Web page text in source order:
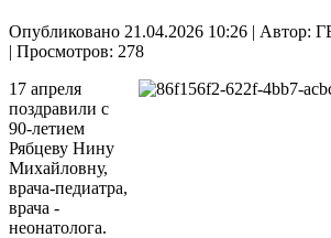
Опубликовано 21.04.2026 10:26 | Автор:
| Просмотров: 278
17 апреля
поздравили с
90‑летием
Рябцеву Нину
Михайловну,
врача-педиатра,
врача -
неонатолога.